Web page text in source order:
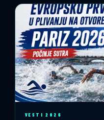
VESTI 2026